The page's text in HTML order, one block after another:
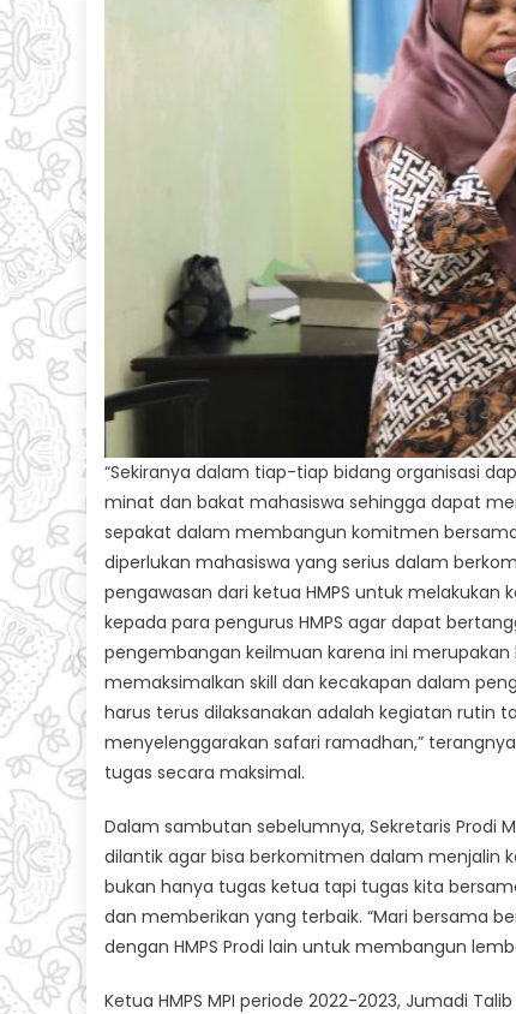
“Sekiranya dalam tiap-tiap bidang organisasi
minat dan bakat mahasiswa sehingga dapat
sepakat dalam membangun komitmen
diperlukan mahasiswa yang serius dalam
pengawasan dari ketua HMPS untuk
kepada para pengurus HMPS agar dapat
pengembangan keilmuan karena ini
memaksimalkan skill dan kecakapan dalam
harus terus dilaksanakan adalah kegiatan rutin
menyelenggarakan safari ramadhan,”
tugas secara maksimal.
Dalam sambutan sebelumnya, Sekretaris Prodi
dilantik agar bisa berkomitmen dalam menjalin
bukan hanya tugas ketua tapi tugas kita
dan memberikan yang terbaik. “Mari bersama
dengan HMPS Prodi lain untuk membangun
Ketua HMPS MPI periode 2022-2023, Jumadi